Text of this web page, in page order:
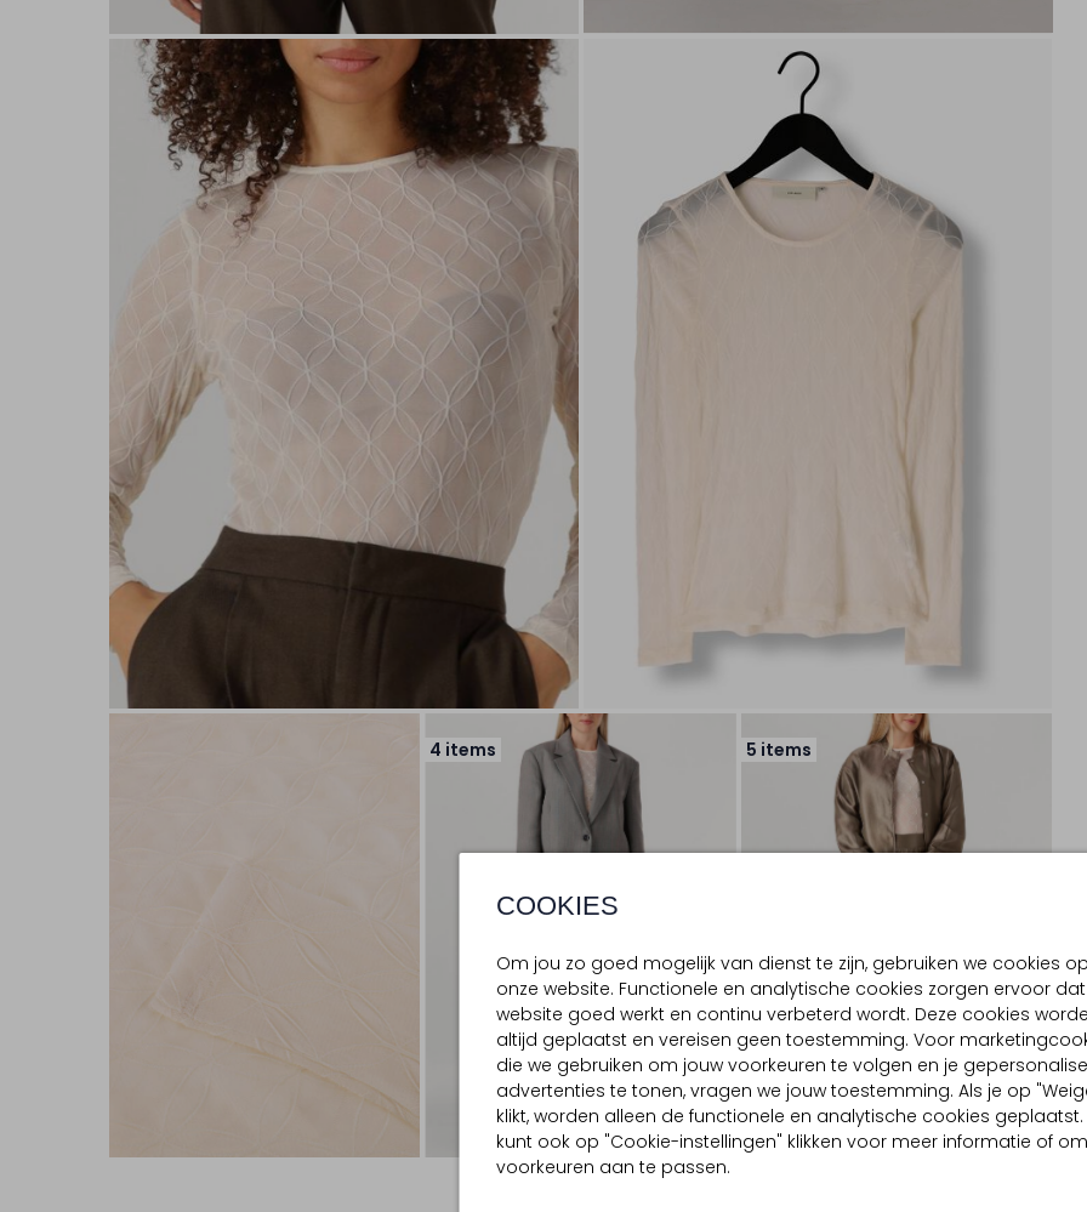
COOKIES
Om jou zo goed mogelijk van dienst te zijn, gebruiken we cookies op
onze website. Functionele en analytische cookies zorgen ervoor
website goed werkt en continu verbeterd wordt. Deze cookies
altijd geplaatst en vereisen geen toestemming. Voor
die we gebruiken om jouw voorkeuren te volgen en je
advertenties te tonen, vragen we jouw toestemming. Als je op
klikt, worden alleen de functionele en analytische cookies geplaatst.
kunt ook op "Cookie-instellingen" klikken voor meer informatie of
voorkeuren aan te passen.
4 items
Ontdek de look
5 items
Ontdek de look